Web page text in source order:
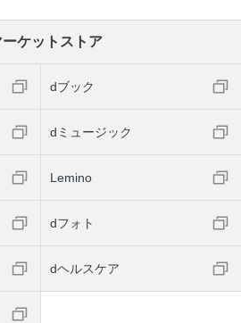
ケットストア
dブック
dミュージック
Lemino
dフォト
dヘルスケア